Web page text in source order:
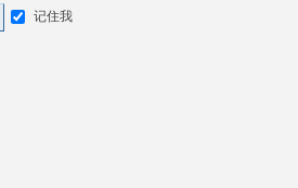
记住我